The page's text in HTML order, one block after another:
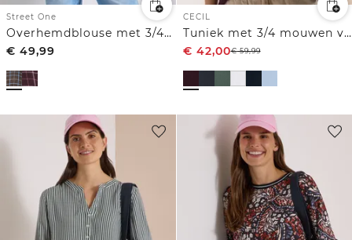
Street One
Overhemdblouse met 3/4-mouwen en patroon
€ 49,99
CECIL
Tuniek met 3/4 mouwen van puur linnen
€ 42,00€59,99